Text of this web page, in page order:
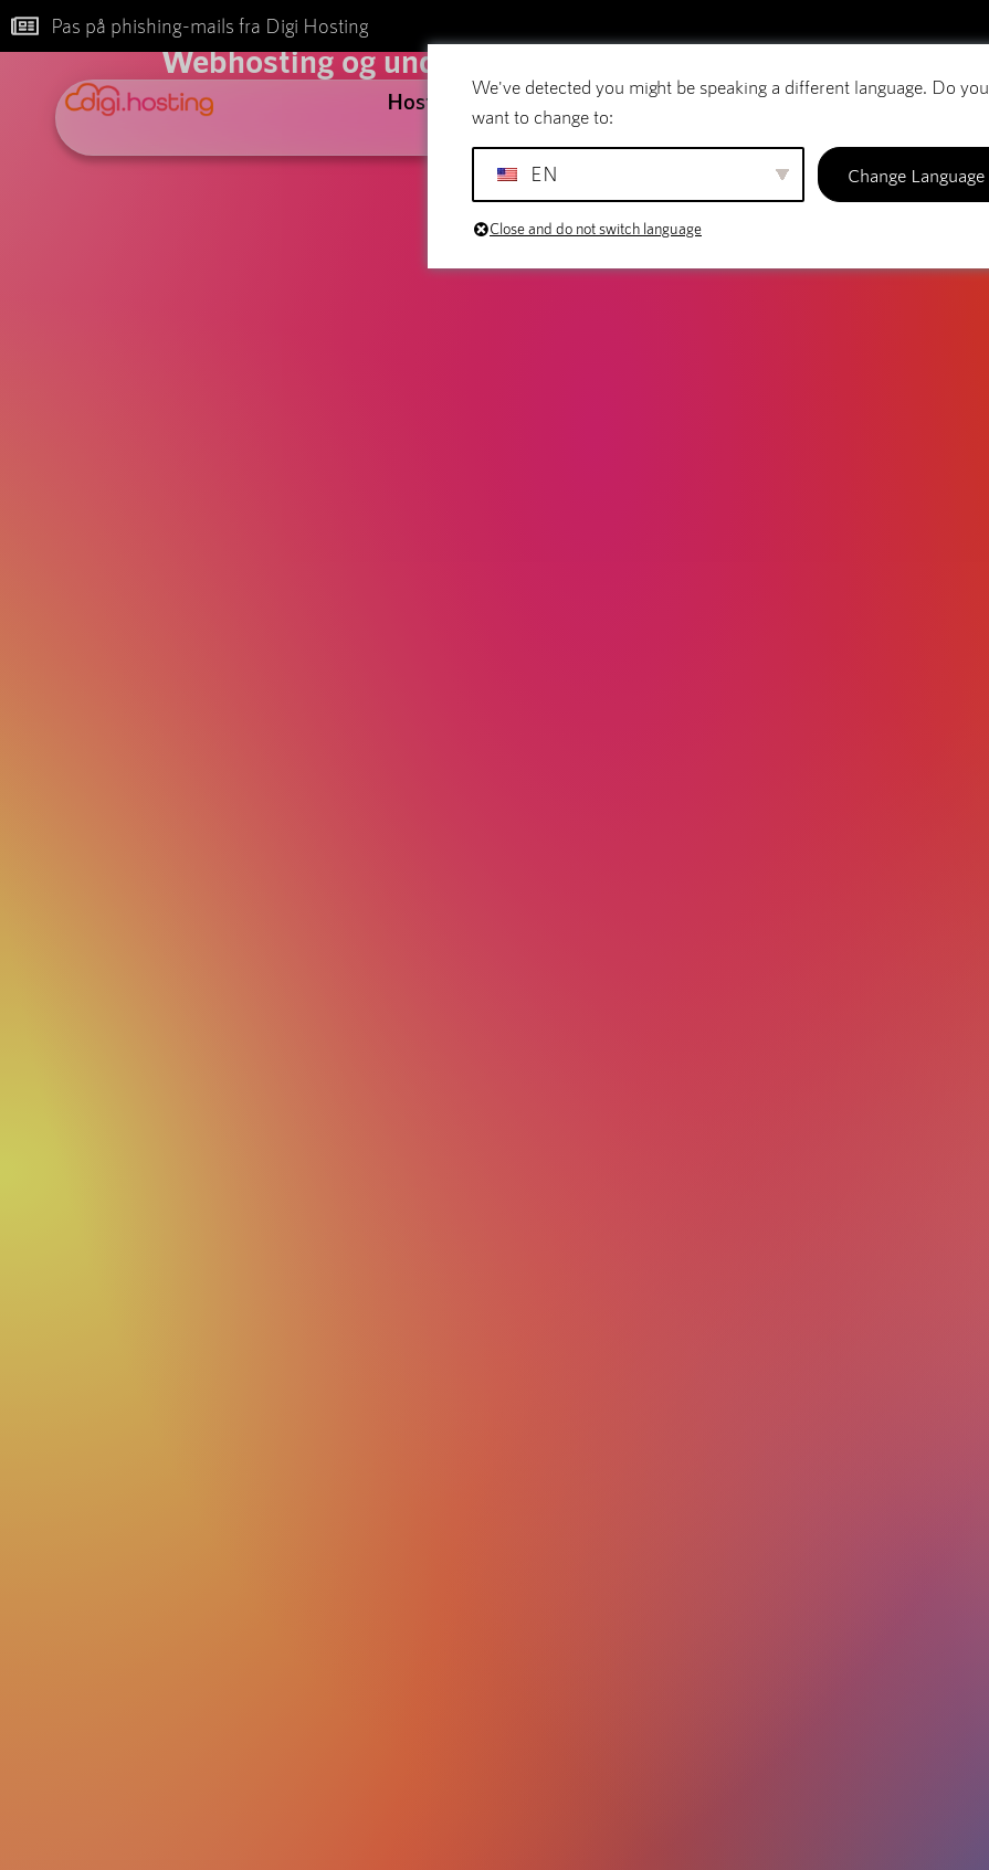
Pas på phishing-mails fra Digi Hosting
Hosting E-mail Domænenavne SiteBuilder
Webhosting og underholdning: Byg din online scene
We've detected you might be speaking a different language. Do you
want to change to:
EN Change Language
Close and do not switch language